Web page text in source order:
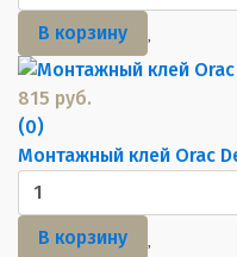
В корзину
815 руб.
(0)
Монтажный клей Orac
В корзину